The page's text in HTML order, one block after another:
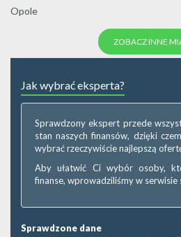
Opole
ZOBACZ INNE
Jak wybrać eksperta?
Sprawdzony ekspert przede
stan naszych finansów, dzięki
wybrać rzeczywiście najlepszą
Aby ułatwić Ci wybór osoby,
finanse, wprowadziliśmy w serwisie
Sprawdzone dane